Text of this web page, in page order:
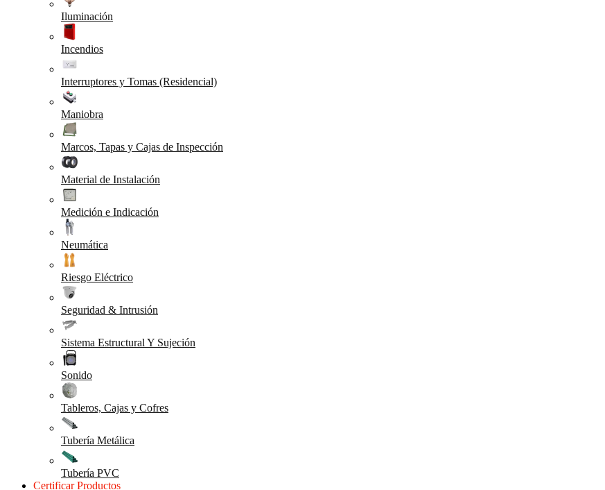
Iluminación
Incendios
Interruptores y Tomas (Residencial)
Maniobra
Marcos, Tapas y Cajas de Inspección
Material de Instalación
Medición e Indicación
Neumática
Riesgo Eléctrico
Seguridad & Intrusión
Sistema Estructural Y Sujeción
Sonido
Tableros, Cajas y Cofres
Tubería Metálica
Tubería PVC
Certificar Productos